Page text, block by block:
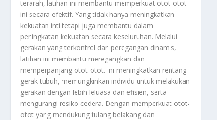
terarah, latihan ini membantu memperkuat otot-otot
ini secara efektif. Yang tidak hanya meningkatkan
kekuatan inti tetapi juga membantu dalam
peningkatan kekuatan secara keseluruhan. Melalui
gerakan yang terkontrol dan peregangan dinamis,
latihan ini membantu meregangkan dan
memperpanjang otot-otot. Ini meningkatkan rentang
gerak tubuh, memungkinkan individu untuk melakukan
gerakan dengan lebih leluasa dan efisien, serta
mengurangi resiko cedera. Dengan memperkuat otot-
otot yang mendukung tulang belakang dan